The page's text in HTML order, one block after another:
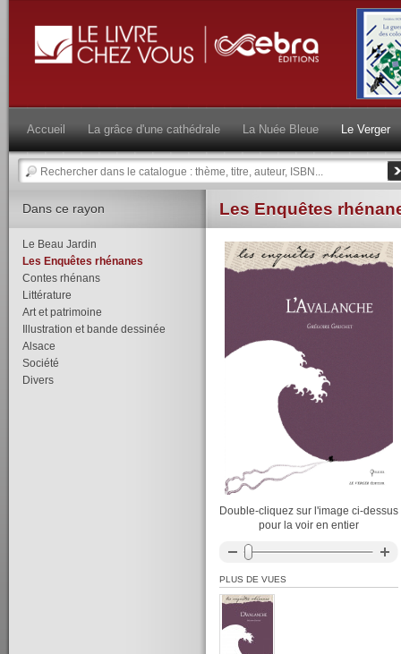
Accueil La grâce d'une cathédrale La Nuée Bleue Le Verger
Les Enquêtes
Double-cliquez sur l'image ci-dessus
pour la voir en entier
PLUS DE VUES
Dans ce rayon
Le Beau Jardin
Les Enquêtes rhénanes
Contes rhénans
Littérature
Art et patrimoine
Illustration et bande dessinée
Alsace
Société
Divers